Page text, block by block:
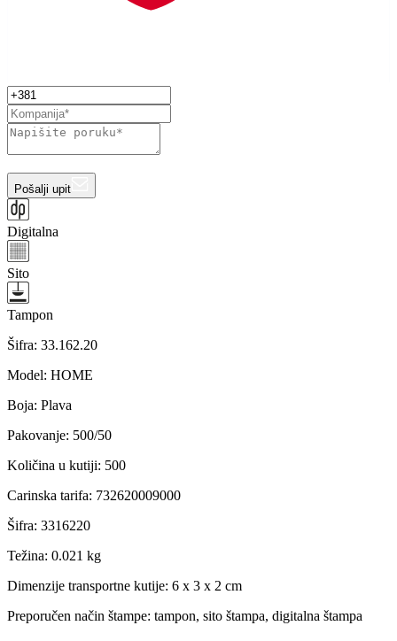
Pošalji upit
Digitalna
Sito
Tampon
Šifra: 33.162.20
Model: HOME
Boja: Plava
Pakovanje: 500/50
Količina u kutiji: 500
Carinska tarifa: 732620009000
Šifra: 3316220
Težina: 0.021 kg
Dimenzije transportne kutije: 6 x 3 x 2 cm
Preporučen način štampe: tampon, sito štampa, digitalna štampa